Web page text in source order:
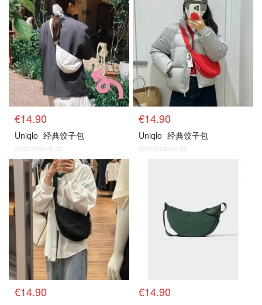
€14.90
Uniqlo 经典饺子包
@dealmoon.de
€14.90
Uniqlo 经典饺子包
@dealmoon.de
经典款
€14.90 €14.90